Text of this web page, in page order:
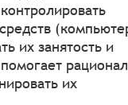
их занятость и
их